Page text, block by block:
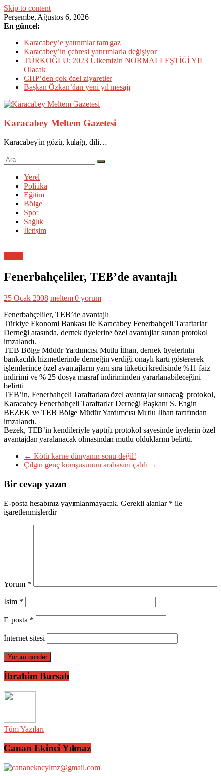
Skip to content
Perşembe, Ağustos 6, 2026
En güncel:
Karacabey’e yatırımlar tam gaz
Karacabey’in çehresi yatırımlarla değişiyor
TÜRKOĞLU: 2023 Ülkemizin NORMALLEŞTİĞİ YIL
Olacak
CHP’den çok özel ziyaretler
Başkan Özkan’dan yeni yıl mesajı
Karacabey Meltem Gazetesi
Karacabey'in gözü, kulağı, dili…
Yerel
Politika
Eğitim
Bölge
Spor
Sağlık
İletişim
Fenerbahçeliler, TEB’de avantajlı
25 Ocak 2008 meltem 0 yorum
Fenerbahçeliler, TEB’de avantajlı
Türkiye Ekonomi Bankası ile Karacabey Fenerbahçeli Taraftarlar
Derneği arasında, dernek üyelerine özel avantajlar sunan protokol
imzalandı.
TEB Bölge Müdür Yardımcısı Mutlu İlhan, dernek üyelerinin
bankacılık hizmetlerinde derneğin verdiği onaylı kartı göstererek
işlemlerinde özel avantajların yanı sıra tüketici kredisinde %11 faiz
indirimi ve % 25 dosya masraf indiriminden yararlanabileceğini
belirtti.
TEB’in, Fenerbahçeli Taraftarlara özel avantajlar sunacağı protokol,
Karacabey Fenerbahçeli Taraftarlar Derneği Başkanı S. Engin
BEZEK ve TEB Bölge Müdür Yardımcısı Mutlu İlhan tarafından
imzalandı.
Bezek, TEB’in kendileriyle yaptığı protokol sayesinde üyelerin özel
avantajdan yaralanacak olmasından mutlu olduklarını belirtti.
← Kötü karne dünyanın sonu değil!
Çılgın genç komşusunun arabasını çaldı →
Bir cevap yazın
E-posta hesabınız yayımlanmayacak. Gerekli alanlar * ile
işaretlenmişlerdir
Yorum *
İsim *
E-posta *
İnternet sitesi
İbrahim Bursalı
Tüm Yazıları
Canan Ekinci Yılmaz